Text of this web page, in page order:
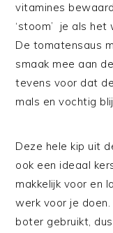
vitamines
‘stoom’ je als
De tomatensaus
smaak mee aan
tevens voor dat
mals en vochtig
Deze hele kip uit
ook een ideaal
makkelijk voor en
werk voor je
boter gebruikt, dus